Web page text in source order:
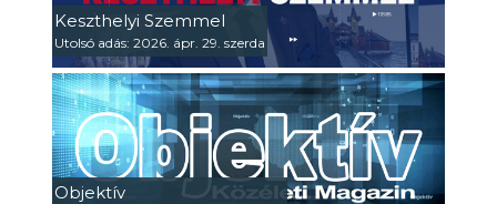
Keszthelyi Szemmel
Utolsó adás: 2026. ápr. 29. szerda
Objektív